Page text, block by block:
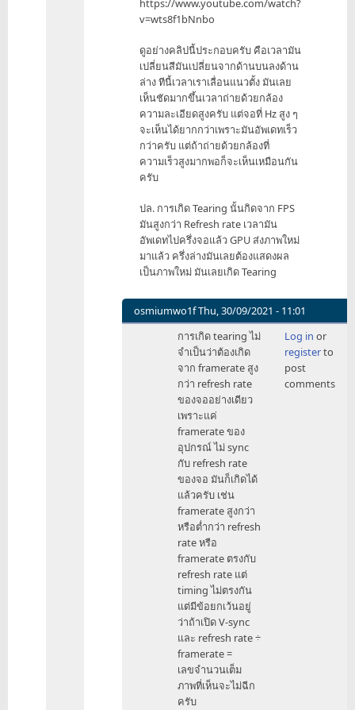
v=wts8f1bNnbo
ดูอย่างคลิปนี้ประกอบครับ คือเวลามัน
เปลี่ยนสีมันเปลี่ยนจากด้านบนลงด้าน
ล่าง ทีนี้เวลาเราเลื่อนแนวตั้ง มันเลย
เห็นชัดมากขึ้นเวลาถ่ายด้วยกล้อง
ความละเอียดสูงครับ แต่จอที่ Hz สูง ๆ
จะเห็นได้ยากกว่าเพราะมันอัพเดทเร็ว
กว่าครับ แต่ถ้าถ่ายด้วยกล้องที่
ความเร็วสูงมากพอก็จะเห็นเหมือนกัน
ครับ
ปล. การเกิด Tearing นั้นกิดจาก FPS
มันสูงกว่า Refresh rate เวลามัน
อัพเดทไปครึ่งจอแล้ว GPU ส่งภาพใหม่
มาแล้ว ครึ่งล่างมันเลยต้องแสดงผล
เป็นภาพใหม่ มันเลยเกิด Tearing
osmiumwo1fThu, 30/09/2021 - 11:01
In
nessuchan
การเกิด tearing ไม่
จำเป็นว่าต้องเกิด
จาก framerate สูง
กว่า refresh rate
ของจออย่างเดียว
เพราะแค่
framerate ของ
อุปกรณ์ ไม่ sync
กับ refresh rate
ของจอ มันก็เกิดได้
แล้วครับ เช่น
framerate สูงกว่า
หรือต่ำกว่า refresh
rate หรือ
framerate ตรงกับ
refresh rate แต่
timing ไม่ตรงกัน
แต่มีข้อยกเว้นอยู่
ว่าถ้าเปิด V-sync
และ refresh rate ÷
framerate =
เลขจำนวนเต็ม
ภาพที่เห็นจะไม่ฉีก
ครับ
Log in or
registerto
post
comments